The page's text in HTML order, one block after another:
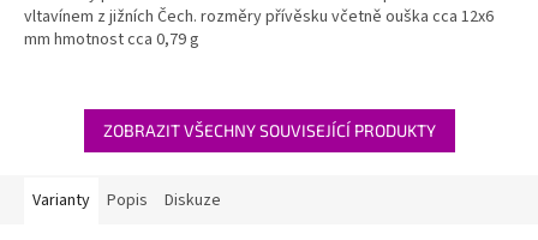
vltavínem z jižních Čech. rozměry přívěsku včetně ouška cca 12x6
mm hmotnost cca 0,79 g
ZOBRAZIT VŠECHNY SOUVISEJÍCÍ PRODUKTY
Varianty Popis Diskuze